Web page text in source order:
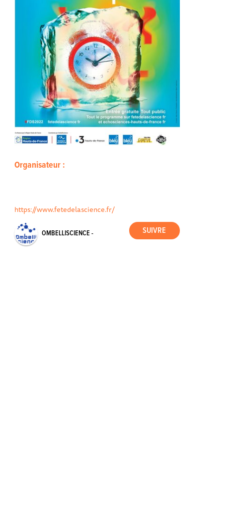
Organisateur :
https://www.fetedelascience.fr/
OMBELLISCIENCE -